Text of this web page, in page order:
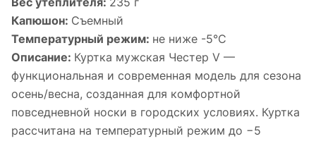
Капюшон: Съемный
Температурный режим: не ниже -5°С
Описание: Куртка мужская Честер V —
функциональная и современная модель для сезона
осень/весна, созданная для комфортной
повседневной носки в городских условиях. Куртка
рассчитана на температурный режим до −5